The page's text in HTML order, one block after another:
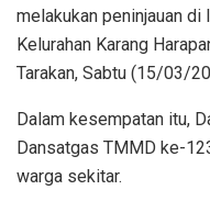
melakukan peninjauan
Kelurahan Karang
Tarakan, Sabtu (15/03/
Dalam kesempatan itu,
Dansatgas TMMD ke-
warga sekitar.